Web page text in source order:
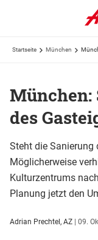
Startseite München
München:
des
Steht die Sanierung
Möglicherweise
Kulturzentrums
Planung jetzt den
Adrian Prechtel, AZ | 09.